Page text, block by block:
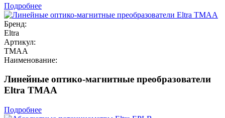
Подробнее
Бренд:
Eltra
Артикул:
TMAA
Наименование:
Линейные оптико-магнитные преобразователи
Eltra TMAA
Подробнее